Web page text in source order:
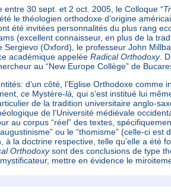
entre 30 sept. et 2 oct. 2005, le Colloque “
le théologien orthodoxe d’origine
été invitées personnalités du plus rang
(excellent connaisseur, en plus de la
(Oxford), le professeur John
académique appelée Radical Orthodoxy.
au “New Europe Collège” de
d’un côté, l’Eglise Orthodoxe
ce Mystère-là, qui s’est institué lui
de la tradition universitaire anglo-
de l’Université médiévale
au corpus “réel” des textes,
ou le “thomisme” (celle-ci
à la doctrine respective, telle qu’elle a
Orthodoxysont des conclusions de type
mettre en évidence le